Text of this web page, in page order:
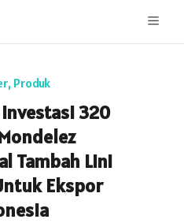
, Produk
320
Tambah Lini
Ekspor